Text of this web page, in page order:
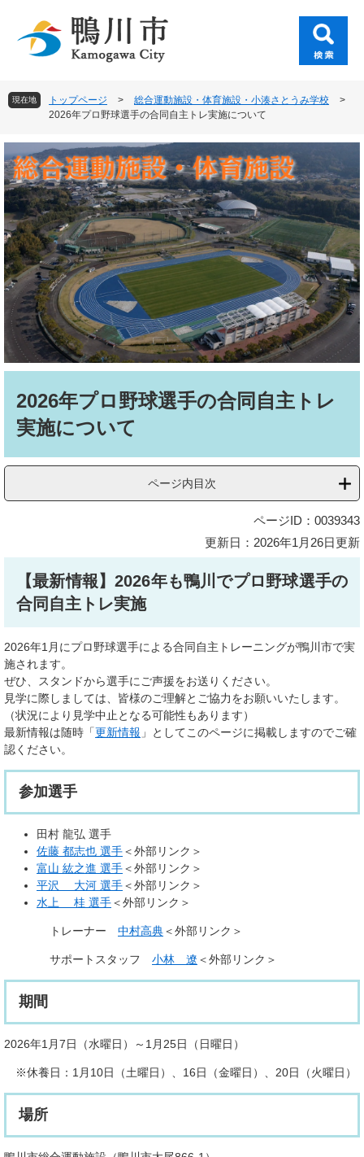
頭
で
。
飛
ば
て
本
文
へ
現在地 トップページ > 総合運動施設・体育施設・小湊さとうみ学校
>
2026年プロ野球選手の合同自主トレ実施について
2026年プロ野球選手の合同自主トレ
実施について
ページ内目次
ページID：0039343
更新日：2026年1月26日更新
【最新情報】2026年も鴨川でプロ野球選手の
合同自主トレ実施
2026年1月にプロ野球選手による合同自主トレーニングが鴨川市で実
施されます。
ぜひ、スタンドから選手にご声援をお送りください。
見学に際しましては、皆様のご理解とご協力をお願いいたします。
（状況により見学中止となる可能性もあります）
最新情報は随時「更新情報 」としてこのページに掲載しますのでご確
認ください。
参加選手
田村 龍弘 選手
佐藤 都志也 選手＜外部リンク＞
富山 紘之進 選手＜外部リンク＞
平沢 大河 選手＜外部リンク＞
水上 桂 選手＜外部リンク＞
トレーナー 中村高典＜外部リンク＞
サポートスタッフ 小林 遼 ＜外部リンク＞
期間
2026年1月7日（水曜日）～1月25日（日曜日）
※休養日：1月10日（土曜日）、16日（金曜日）、20日（火曜日）
場所